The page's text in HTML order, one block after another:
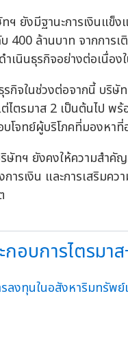
ฯ ยังมีฐานะการเงินแข็
400 ล้านบาท จากการ
ำเนินธุรกิจอย่างต่อเนื่องใ
กิจในช่วงต่อจากนี้ บริ
ไตรมาส 2 เป็นต้นไป
บโจทย์ผู้บริโภคที่มองหา
ษัทฯ ยังคงให้ความสำคั
ารเงิน และการเสริมค
กอบการไตรมา